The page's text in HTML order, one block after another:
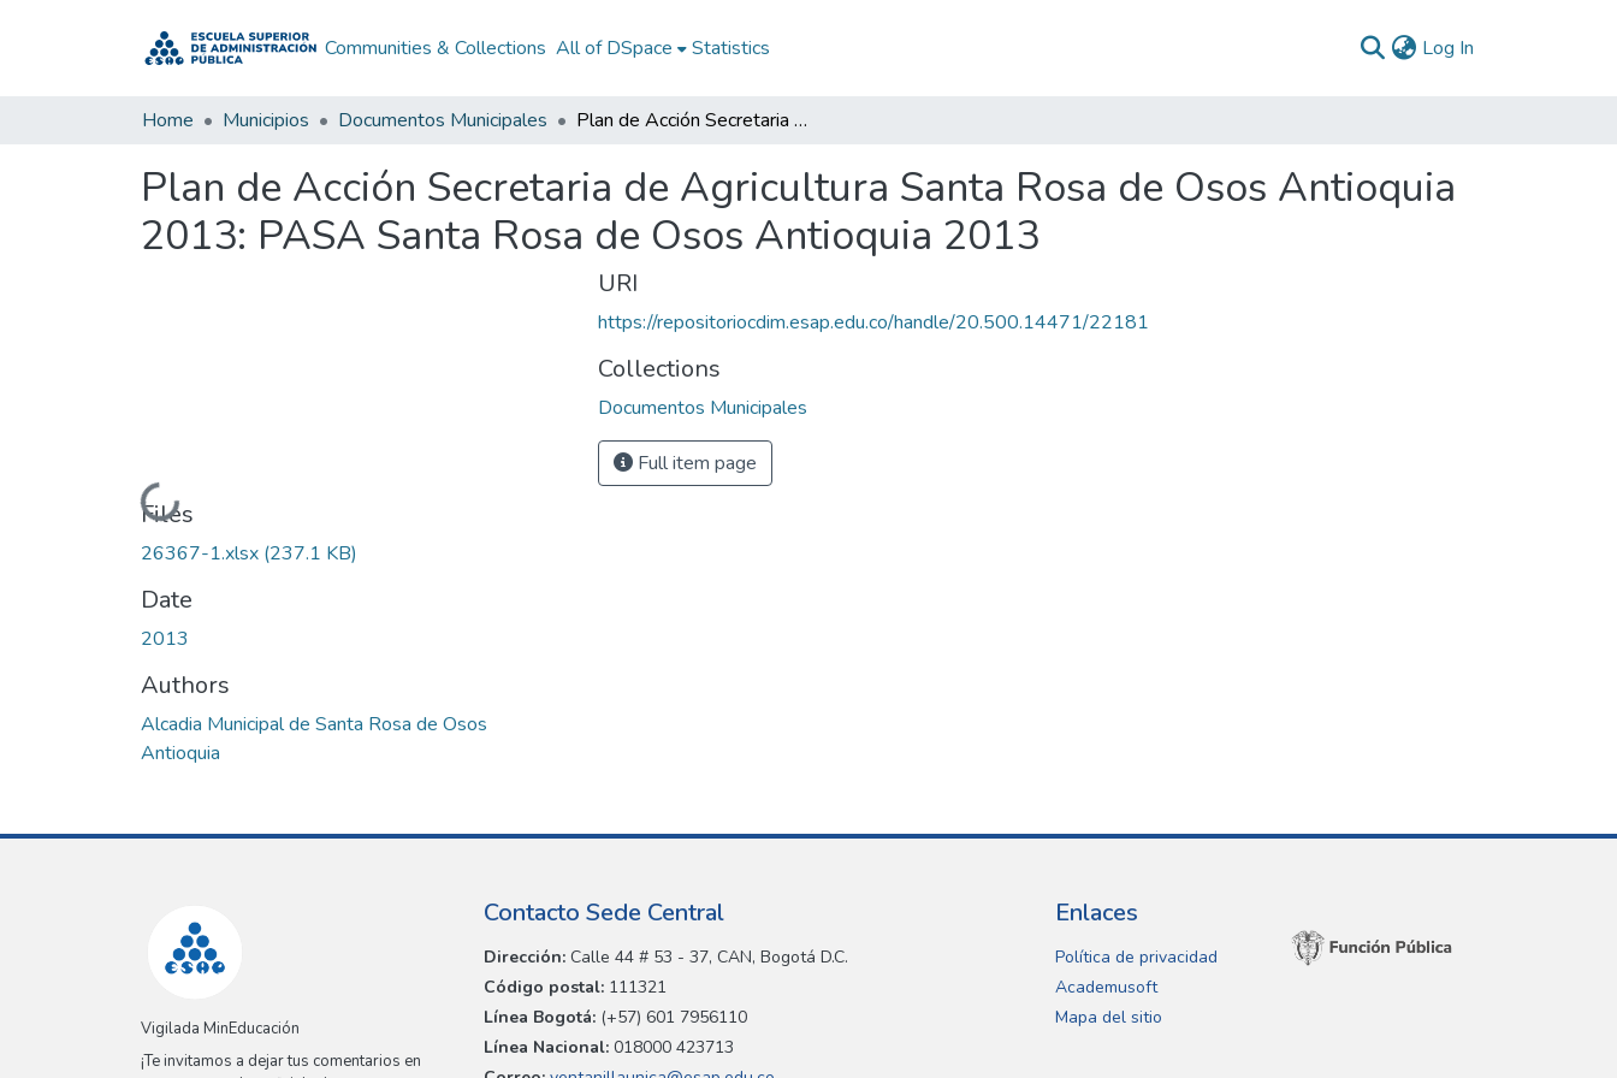
Communities & Collections All of DSpace Statistics Log In
Home Municipios Documentos Municipales Plan de Acción Secretaria de Agricultura Santa Rosa de Osos Antioquia 2013: PASA Santa Rosa de Osos Antioquia 2013
Plan de Acción Secretaria de Agricultura Santa Rosa de Osos Antioquia
2013: PASA Santa Rosa de Osos Antioquia 2013
Loading...
Files
26367-1.xlsx (237.1 KB)
Date
2013
Authors
Alcadia Municipal de Santa Rosa de Osos
Antioquia
URI
https://repositoriocdim.esap.edu.co/handle/20.500.14471/22181
Collections
Documentos Municipales
Full item page
Vigilada MinEducación
¡Te invitamos a dejar tus comentarios en
Contacto Sede Central
Dirección: Calle 44 # 53 - 37, CAN, Bogotá D.C.
Código postal: 111321
Línea Bogotá: (+57) 601 7956110
Línea Nacional: 018000 423713
Enlaces
Política de privacidad
Academusoft
Mapa del sitio